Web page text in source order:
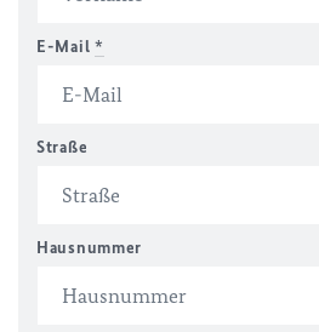
E-Mail *
Straße
Hausnummer